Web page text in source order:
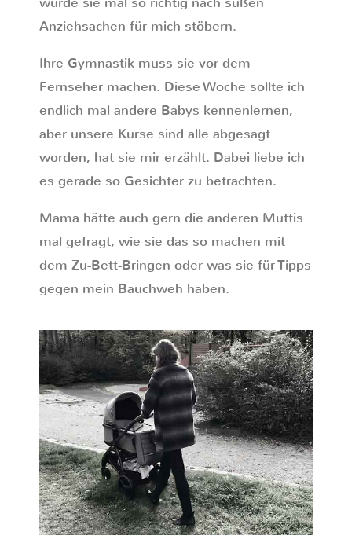
Anziehsachen für mich stöbern.
Ihre Gymnastik muss sie vor dem
Fernseher machen. Diese Woche sollte ich
endlich mal andere Babys kennenlernen,
aber unsere Kurse sind alle abgesagt
worden, hat sie mir erzählt. Dabei liebe ich
es gerade so Gesichter zu betrachten.
Mama hätte auch gern die anderen Muttis
mal gefragt, wie sie das so machen mit
dem Zu-Bett-Bringen oder was sie für Tipps
gegen mein Bauchweh haben.